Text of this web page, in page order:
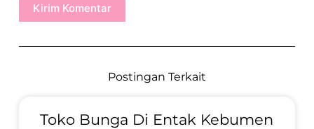
Kirim Komentar
Postingan Terkait
Toko Bunga Di Entak Kebumen